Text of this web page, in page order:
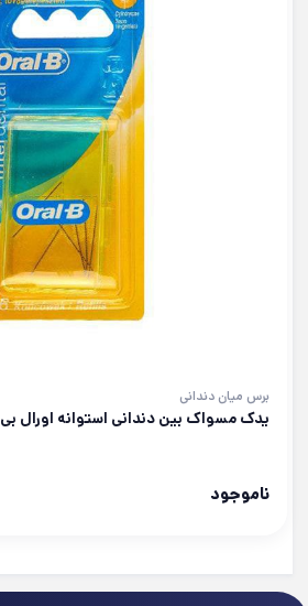
برس میان دندانی
یدک مسواک بین دندانی استوانه اورال بی ۶ عددی
ناموجود